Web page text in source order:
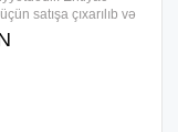
satışa çıxarılıb və
istifadə sahəsinə
Ölçülər - Hündürlük 2